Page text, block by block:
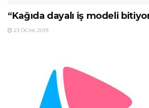
“Kağıda dayalı iş modeli
23 OCAK 2019